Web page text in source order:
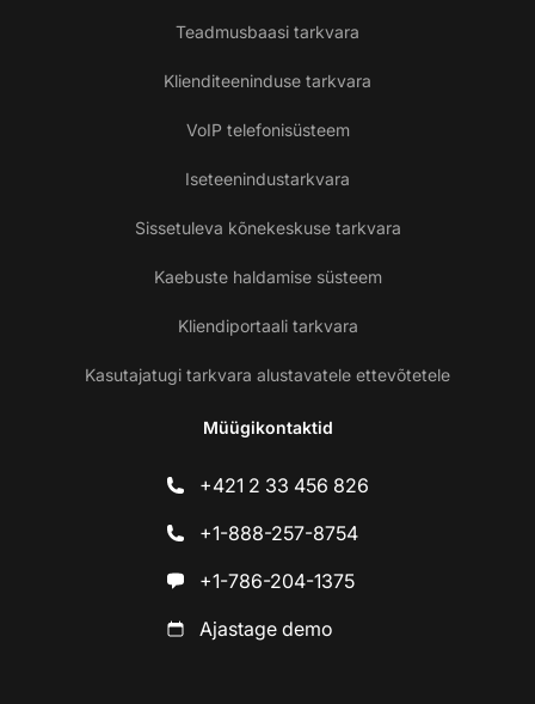
Teadmusbaasi tarkvara
Klienditeeninduse tarkvara
VoIP telefonisüsteem
Iseteenindustarkvara
Sissetuleva kõnekeskuse tarkvara
Kaebuste haldamise süsteem
Kliendiportaali tarkvara
Kasutajatugi tarkvara alustavatele ettevõtetele
Müügikontaktid
+421 2 33 456 826
+1-888-257-8754
+1-786-204-1375
Ajastage demo